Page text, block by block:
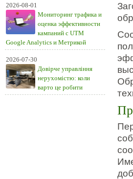
2026-08-01
Мониторинг трафика и
оценка эффективности
кампаний с UTM
Google Analytics и Метрикой
2026-07-30
Довірче управління
нерухомістю: коли
варто це робити